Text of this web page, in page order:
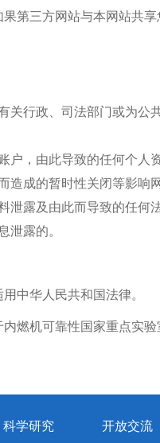
第三方网站与本网站共
关行政、司法部门或为
户，由此导致的任何个人
成的暂时性关闭等影
露及由此而导致的任何
泄露的。
中华人民共和国法律。
内燃机可靠性国家重点实验
科学研究 开放交流